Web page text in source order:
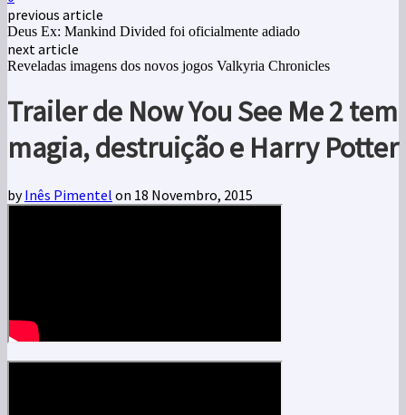
previous article
Deus Ex: Mankind Divided foi oficialmente adiado
next article
Reveladas imagens dos novos jogos Valkyria Chronicles
Trailer de Now You See Me 2 tem
magia, destruição e Harry Potter
byInês Pimentel on 18 Novembro, 2015